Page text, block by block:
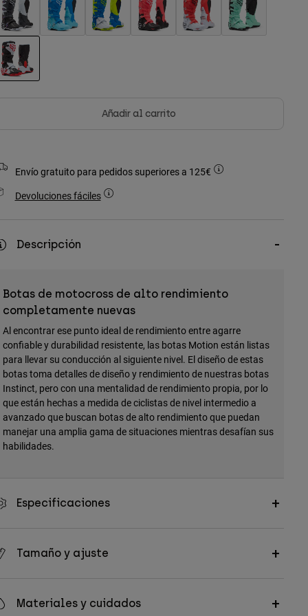
Añadir al carrito
Envío gratuito para pedidos superiores a 125€
Devoluciones fáciles
Descripción
Botas de motocross de alto rendimiento
completamente nuevas
Al encontrar ese punto ideal de rendimiento entre agarre
confiable y durabilidad resistente, las botas Motion están listas
para llevar su conducción al siguiente nivel. El diseño de estas
botas toma detalles de diseño y rendimiento de nuestras botas
Instinct, pero con una mentalidad de rendimiento propia, por lo
que están hechas a medida de ciclistas de nivel intermedio a
avanzado que buscan botas de alto rendimiento que puedan
manejar una amplia gama de situaciones mientras desafían sus
habilidades.
Especificaciones
Tamaño y ajuste
Materiales y cuidados